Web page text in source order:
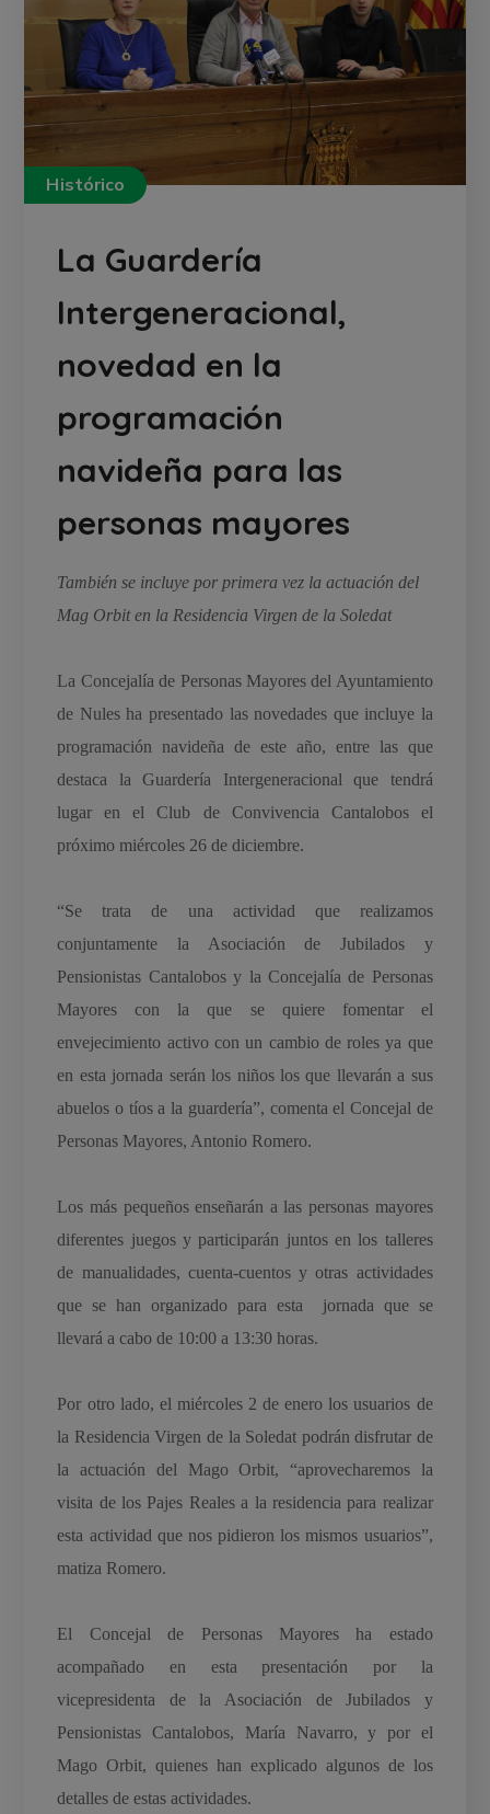
Histórico
La Guardería
Intergeneracional,
novedad en la
programación
navideña para las
personas mayores
También se incluye por primera vez la actuación del
Mag Orbit en la Residencia Virgen de la Soledat
La Concejalía de Personas Mayores del Ayuntamiento
de Nules ha presentado las novedades que incluye la
programación navideña de este año, entre las que
destaca la Guardería Intergeneracional que tendrá
lugar en el Club de Convivencia Cantalobos el
próximo miércoles 26 de diciembre.
“Se trata de una actividad que realizamos
conjuntamente la Asociación de Jubilados y
Pensionistas Cantalobos y la Concejalía de Personas
Mayores con la que se quiere fomentar el
envejecimiento activo con un cambio de roles ya que
en esta jornada serán los niños los que llevarán a sus
abuelos o tíos a la guardería”, comenta el Concejal de
Personas Mayores, Antonio Romero.
Los más pequeños enseñarán a las personas mayores
diferentes juegos y participarán juntos en los talleres
de manualidades, cuenta-cuentos y otras actividades
que se han organizado para esta jornada que se
llevará a cabo de 10:00 a 13:30 horas.
Por otro lado, el miércoles 2 de enero los usuarios de
la Residencia Virgen de la Soledat podrán disfrutar de
la actuación del Mago Orbit, “aprovecharemos la
visita de los Pajes Reales a la residencia para realizar
esta actividad que nos pidieron los mismos usuarios”,
matiza Romero.
El Concejal de Personas Mayores ha estado
acompañado en esta presentación por la
vicepresidenta de la Asociación de Jubilados y
Pensionistas Cantalobos, María Navarro, y por el
Mago Orbit, quienes han explicado algunos de los
detalles de estas actividades.